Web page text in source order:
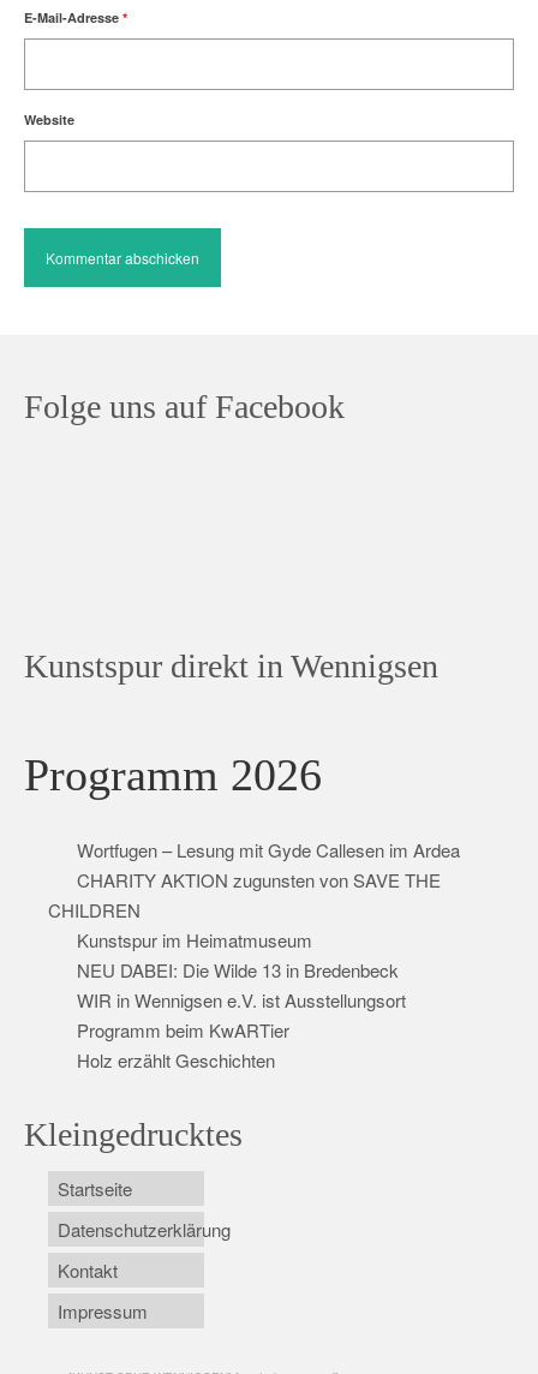
E-Mail-Adresse *
Website
Folge uns auf Facebook
Kunstspur direkt in Wennigsen
Programm 2026
Wortfugen – Lesung mit Gyde Callesen im Ardea
CHARITY AKTION zugunsten von SAVE THE
CHILDREN
Kunstspur im Heimatmuseum
NEU DABEI: Die Wilde 13 in Bredenbeck
WIR in Wennigsen e.V. ist Ausstellungsort
Programm beim KwARTier
Holz erzählt Geschichten
Kleingedrucktes
Startseite
Datenschutzerklärung
Kontakt
Impressum